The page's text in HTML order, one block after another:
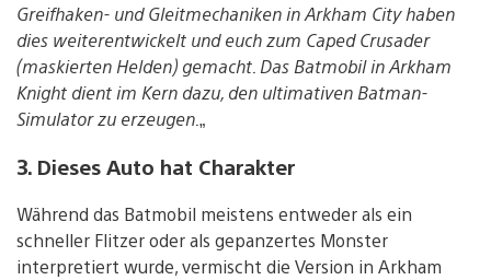
Greifhaken- und Gleitmechaniken in Arkham City haben
dies weiterentwickelt und euch zum Caped Crusader
(maskierten Helden) gemacht. Das Batmobil in Arkham
Knight dient im Kern dazu, den ultimativen Batman-
Simulator zu erzeugen.„
3. Dieses Auto hat Charakter
Während das Batmobil meistens entweder als ein
schneller Flitzer oder als gepanzertes Monster
interpretiert wurde, vermischt die Version in Arkham